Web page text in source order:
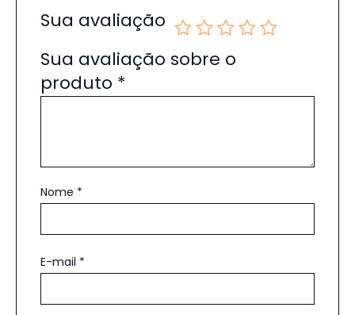
Sua avaliação
Sua avaliação sobre o
produto *
Nome *
E-mail *